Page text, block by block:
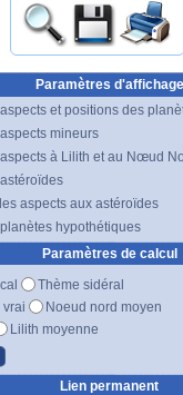
Paramètres d'affichage
et positions des
mineurs
à Lilith et au Nœud
aspects aux astéroïdes
hypothétiques
Paramètres de calcul
Thème sidéral
vrai
Noeud nord moyen
Lilith moyenne
Lien permanent